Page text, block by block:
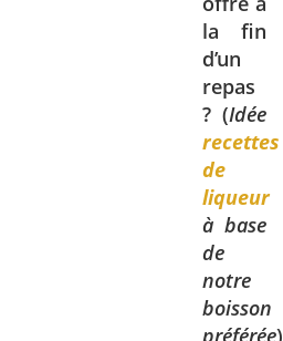
la fin
d’un
repas
? (Idée
recettes
de
liqueur
à base
de
notre
boisson
préférée)